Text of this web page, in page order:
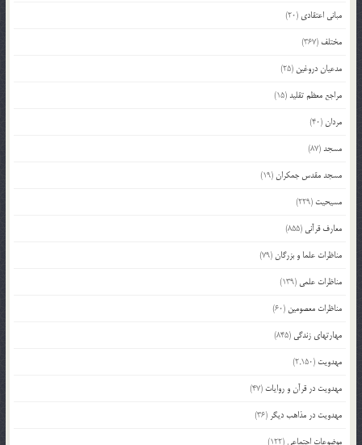
مبانی اعتقادی (20)
مختلف (367)
مدعیان دروغین (25)
مراجع معظم تقلید(15)
مردان(40)
مسجد(87)
مسجد مقدس جمکران(19)
مسیحیت (229)
معارف قرآنی (855)
مناظرات علما و بزرگان(79)
مناظرات علمی (139)
مناظرات معصومین (60)
مهارتهای زندگی (845)
مهدویت (2,150)
مهدویت در قرآن و روایات (47)
مهدویت در مذاهب دیگر (36)
موضوعات اجتماعی (122)